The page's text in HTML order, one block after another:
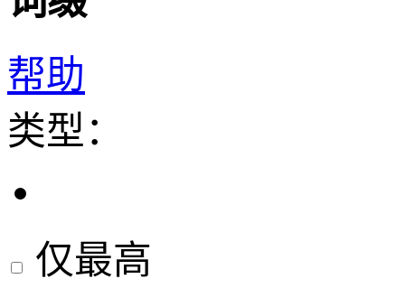
帮助
类型：
仅最高